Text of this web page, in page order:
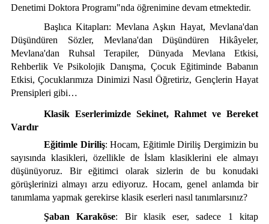
Denetimi Doktora Programı"nda öğrenimine devam etmektedir.
Başlıca Kitapları: Mevlana Aşkın Hayat, Mevlana'dan
Düşündüren Sözler, Mevlana'dan Düşündüren Hikâyeler,
Mevlana'dan Ruhsal Terapiler, Dünyada Mevlana Etkisi,
Rehberlik Ve Psikolojik Danışma, Çocuk Eğitiminde Babanın
Etkisi, Çocuklarımıza Dinimizi Nasıl Öğretiriz, Gençlerin Hayat
Prensipleri gibi…
Klasik Eserlerimizde Sekinet, Rahmet ve Bereket
Vardır
Eğitimle Diriliş: Hocam, Eğitimle Diriliş Dergimizin bu
sayısında klasikleri, özellikle de İslam klasiklerini ele almayı
düşünüyoruz. Bir eğitimci olarak sizlerin de bu konudaki
görüşlerinizi almayı arzu ediyoruz. Hocam, genel anlamda bir
tanımlama yapmak gerekirse klasik eserleri nasıl tanımlarsınız?
Şaban Karaköse: Bir klasik eser, sadece 1 kitap